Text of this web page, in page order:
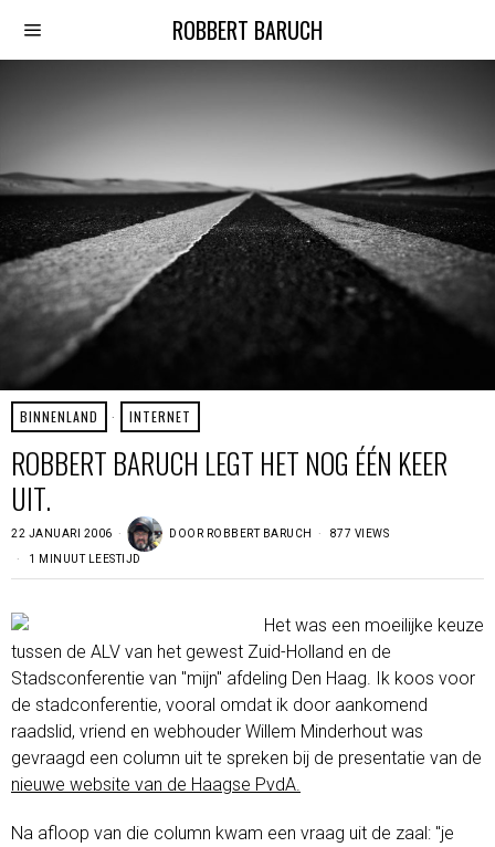
ROBBERT BARUCH
BINNENLAND · INTERNET
ROBBERT BARUCH LEGT HET NOG ÉÉN KEER
UIT.
22 JANUARI 2006 DOOR ROBBERT BARUCH 877 VIEWS
1 MINUUT LEESTIJD
Het was een moeilijke keuze
tussen de ALV van het gewest Zuid-Holland en de
Stadsconferentie van "mijn" afdeling Den Haag. Ik koos voor
de stadconferentie, vooral omdat ik door aankomend
raadslid, vriend en webhouder Willem Minderhout was
gevraagd een column uit te spreken bij de presentatie van de
nieuwe website van de Haagse PvdA.
Na afloop van die column kwam een vraag uit de zaal: "je